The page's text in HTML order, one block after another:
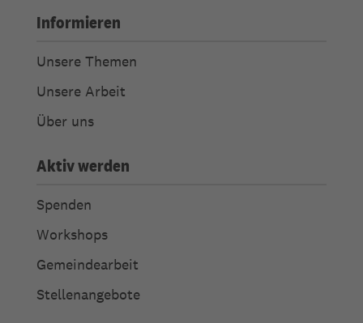
Informieren
Unsere Themen
Unsere Arbeit
Über uns
Aktiv werden
Spenden
Workshops
Gemeindearbeit
Stellenangebote